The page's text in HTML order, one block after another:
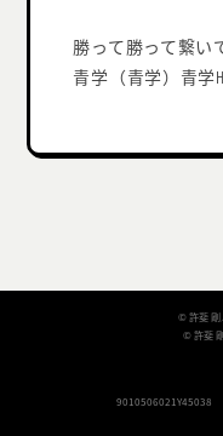
勝って勝って繋い
青学（青学）青学
© 許斐 剛
© 許斐
9010506021Y45038